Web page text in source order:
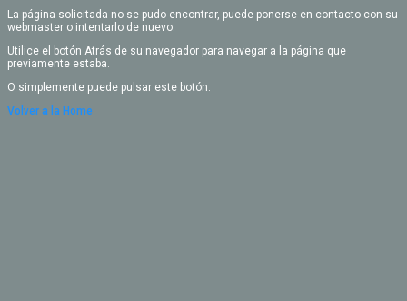
La página solicitada no se pudo encontrar, puede ponerse en contacto con su
webmaster o intentarlo de nuevo.
Utilice el botón Atrás de su navegador para navegar a la página que
previamente estaba.
O simplemente puede pulsar este botón:
Volver a la Home